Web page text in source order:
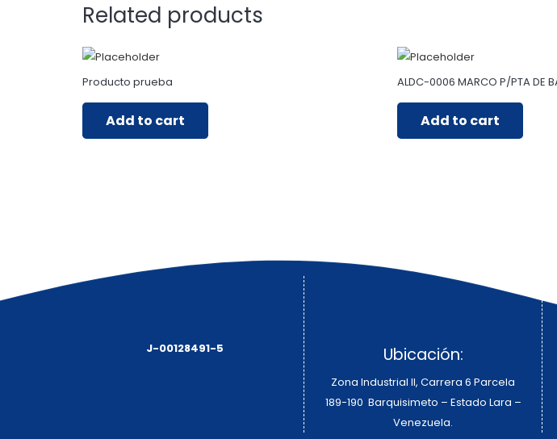
Related products
Producto prueba
Add to cart
ALDC-0006 MARCO P/PTA DE
Add to cart
J-00128491-5 Ubicación:
Zona Industrial II, Carrera 6 Parcela
189-190 Barquisimeto – Estado Lara –
Venezuela.